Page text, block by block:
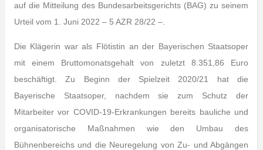
auf die Mitteilung des Bundesarbeitsgerichts (BAG) zu seinem
Urteil vom 1. Juni 2022 – 5 AZR 28/22 –.
Die Klägerin war als Flötistin an der Bayerischen Staatsoper
mit einem Bruttomonatsgehalt von zuletzt 8.351,86 Euro
beschäftigt. Zu Beginn der Spielzeit 2020/21 hat die
Bayerische Staatsoper, nachdem sie zum Schutz der
Mitarbeiter vor COVID-19-Erkrankungen bereits bauliche und
organisatorische Maßnahmen wie den Umbau des
Bühnenbereichs und die Neuregelung von Zu- und Abgängen